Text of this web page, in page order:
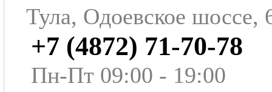
Тула, Одоевское шоссе,
+7 (4872) 71-70-78
Пн-Пт 09:00 - 19:00